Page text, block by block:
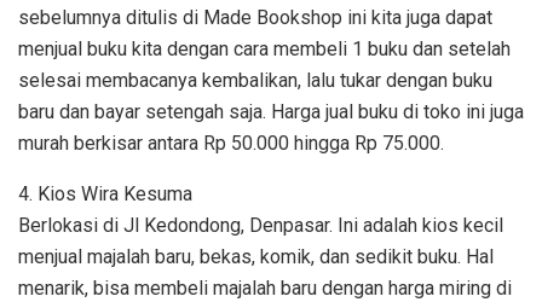
sebelumnya ditulis di Made Bookshop ini kita juga dapat
menjual buku kita dengan cara membeli 1 buku dan setelah
selesai membacanya kembalikan, lalu tukar dengan buku
baru dan bayar setengah saja. Harga jual buku di toko ini juga
murah berkisar antara Rp 50.000 hingga Rp 75.000.
4. Kios Wira Kesuma
Berlokasi di Jl Kedondong, Denpasar. Ini adalah kios kecil
menjual majalah baru, bekas, komik, dan sedikit buku. Hal
menarik, bisa membeli majalah baru dengan harga miring di